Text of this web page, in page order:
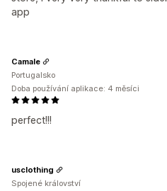
app
perfect!!!
Camale
Portugalsko
Doba používání aplikace: 4 měsíci
usclothing
Spojené království